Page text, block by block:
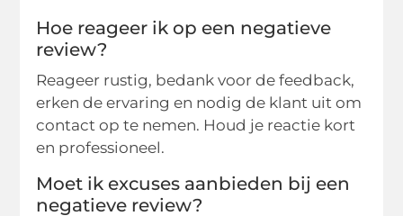
Hoe reageer ik op een negatieve
review?
Reageer rustig, bedank voor de feedback,
erken de ervaring en nodig de klant uit om
contact op te nemen. Houd je reactie kort
en professioneel.
Moet ik excuses aanbieden bij een
negatieve review?